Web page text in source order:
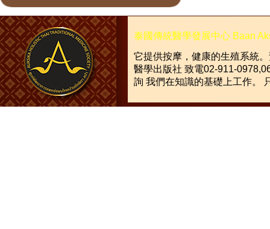
泰國傳統醫學發展中心 Baan
它提供按摩，健康的生殖系統。
醫學出版社 致電02-911-
詢 我們在知識的基礎上工作。